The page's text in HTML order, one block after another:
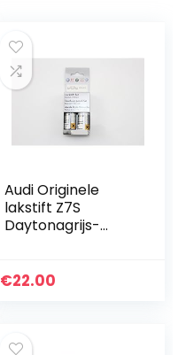
Audi Originele
lakstift Z7S
Daytonagrijs-
€22.00